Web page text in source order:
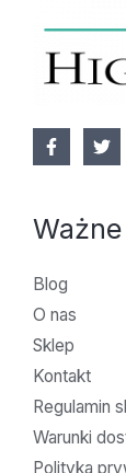
Blog
O nas
Sklep
Kontakt
Regulamin
Warunki
Polityka